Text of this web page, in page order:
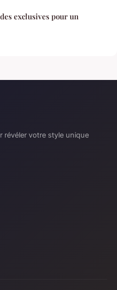
exclusives pour un
révéler votre style unique